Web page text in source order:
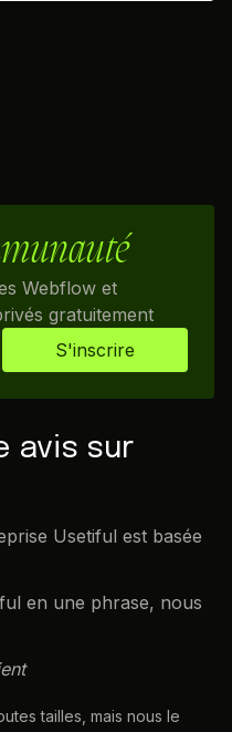
avis sur
Usetiful est basée
en une phrase, nous
tailles, mais nous le
Webflow et
gratuitement